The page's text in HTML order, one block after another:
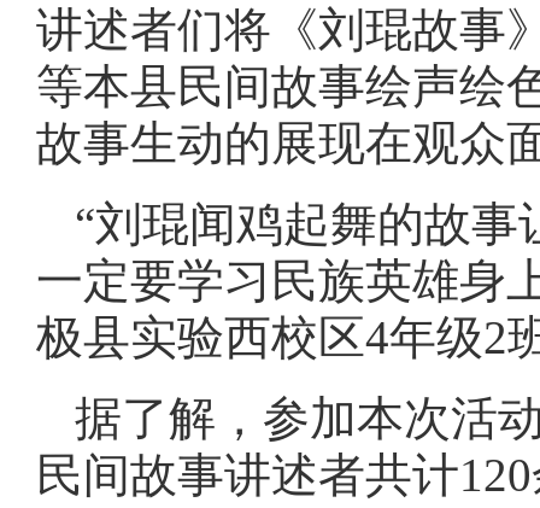
讲述者们将《刘琨故事
等本县民间故事绘声绘
故事生动的展现在观众
“刘琨闻鸡起舞的故
一定要学习民族英雄身
极县实验西校区4年级2
据了解，参加本次活
民间故事讲述者共计